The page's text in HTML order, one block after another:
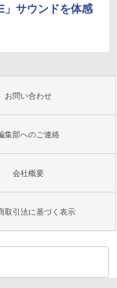
」サウンドを体感
お問い合わせ
集部へのご連絡
会社概要
取引法に基づく表示